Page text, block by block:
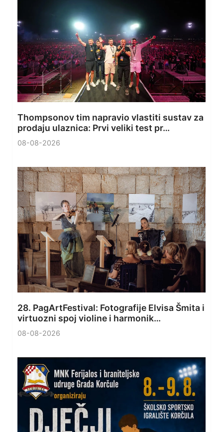
Thompsonov tim napravio vlastiti sustav za
prodaju ulaznica: Prvi veliki test pr…
08-08-2026
28. PagArtFestival: Fotografije Elvisa Šmita i
virtuozni spoj violine i harmonik…
08-08-2026